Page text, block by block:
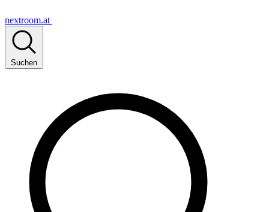
nextroom.at
Suchen